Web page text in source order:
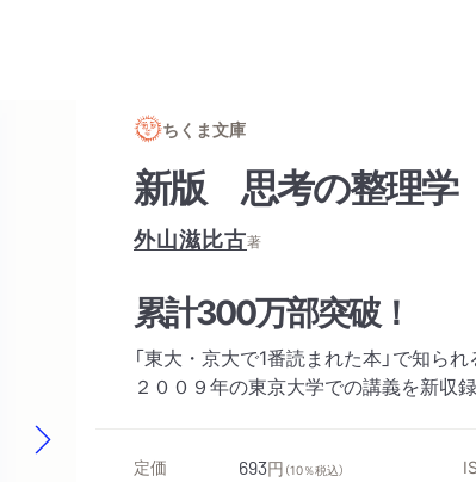
ちくま文庫
新版 思考の整理学
外山滋比古著
累計300万部突破！
「東大・京大で1番読まれた本」で知られ
２００９年の東京大学での講義を新収
定価 693円 （10％税込）